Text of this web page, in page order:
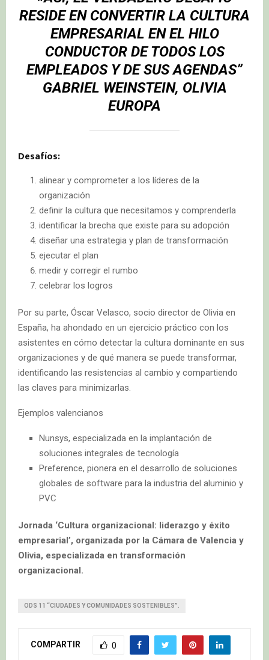
RESIDE EN CONVERTIR LA CULTURA
EMPRESARIAL EN EL HILO
CONDUCTOR DE TODOS LOS
EMPLEADOS Y DE SUS AGENDAS”
GABRIEL WEINSTEIN, OLIVIA
EUROPA
Desafíos:
alinear y comprometer a los líderes de la
organización
definir la cultura que necesitamos y comprenderla
identificar la brecha que existe para su adopción
diseñar una estrategia y plan de transformación
ejecutar el plan
medir y corregir el rumbo
celebrar los logros
Por su parte, Óscar Velasco, socio director de Olivia en
España, ha ahondado en un ejercicio práctico con los
asistentes en cómo detectar la cultura dominante en sus
organizaciones y de qué manera se puede transformar,
identificando las resistencias al cambio y compartiendo
las claves para minimizarlas.
Ejemplos valencianos
Nunsys, especializada en la implantación de
soluciones integrales de tecnología
Preference, pionera en el desarrollo de soluciones
globales de software para la industria del aluminio y
PVC
Jornada ‘Cultura organizacional: liderazgo y éxito
empresarial’, organizada por la Cámara de Valencia y
Olivia, especializada en transformación
organizacional.
ODS 11 “CIUDADES Y COMUNIDADES SOSTENIBLES”.
COMPARTIR 0